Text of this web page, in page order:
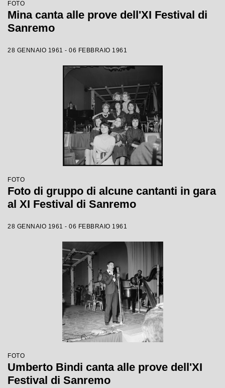
FOTO
Mina canta alle prove dell'XI Festival di
Sanremo
28 GENNAIO 1961 - 06 FEBBRAIO 1961
FOTO
Foto di gruppo di alcune cantanti in gara
al XI Festival di Sanremo
28 GENNAIO 1961 - 06 FEBBRAIO 1961
FOTO
Umberto Bindi canta alle prove dell'XI
Festival di Sanremo